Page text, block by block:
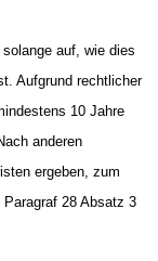
auf, wie dies
Aufgrund rechtlicher
10 Jahre
anderen
ergeben, zum
28 Absatz 3